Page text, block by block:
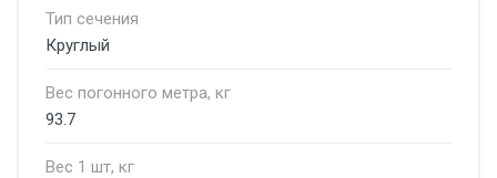
Тип сечения
Круглый
Вес погонного метра, кг
93.7
Вес 1 шт, кг